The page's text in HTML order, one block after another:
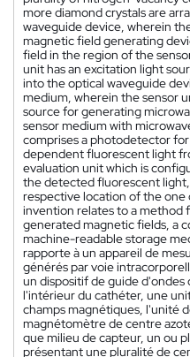
more diamond crystals are
waveguide device, wherein
magnetic field generating
field in the region of the
unit has an excitation light
into the optical waveguide
medium, wherein the sensor
source for generating
sensor medium with
comprises a photodetector
dependent fluorescent light
evaluation unit which is
the detected fluorescent
respective location of the one
invention relates to a method
generated magnetic fields, a
machine-readable storage
rapporte à un appareil de
générés par voie
un dispositif de guide
l'intérieur du cathéter, une
champs magnétiques, l'unité
magnétomètre de centre
que milieu de capteur, un ou
présentant une pluralité de